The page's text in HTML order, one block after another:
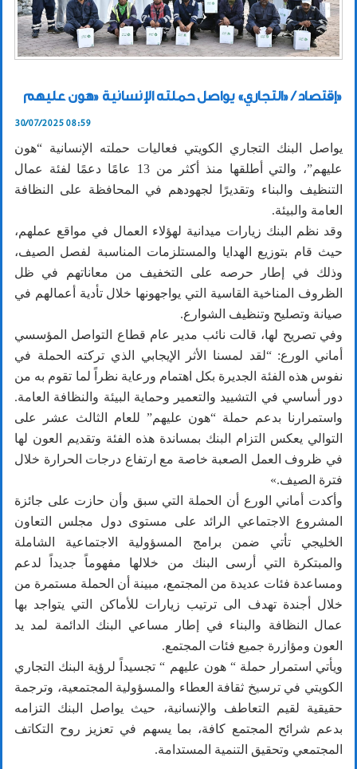
إقتصاد / «التجاري» يواصل حملته الإنسانية «هون عليهم»
30/07/2025 08:59
يواصل البنك التجاري الكويتي فعاليات حملته الإنسانية “هون
عليهم”، والتي أطلقها منذ أكثر من 13 عامًا دعمًا لفئة عمال
التنظيف والبناء وتقديرًا لجهودهم في المحافظة على النظافة
العامة والبيئة.
وقد نظم البنك زيارات ميدانية لهؤلاء العمال في مواقع عملهم،
حيث قام بتوزيع الهدايا والمستلزمات المناسبة لفصل الصيف،
وذلك في إطار حرصه على التخفيف من معاناتهم في ظل
الظروف المناخية القاسية التي يواجهونها خلال تأدية أعمالهم في
صيانة وتصليح وتنظيف الشوارع.
وفي تصريح لها، قالت نائب مدير عام قطاع التواصل المؤسسي
أماني الورع: “لقد لمسنا الأثر الإيجابي الذي تركته الحملة في
نفوس هذه الفئة الجديرة بكل اهتمام ورعاية نظراً لما تقوم به من
دور أساسي في التشييد والتعمير وحماية البيئة والنظافة العامة.
واستمرارنا بدعم حملة “هون عليهم” للعام الثالث عشر على
التوالي يعكس التزام البنك بمساندة هذه الفئة وتقديم العون لها
في ظروف العمل الصعبة خاصة مع ارتفاع درجات الحرارة خلال
فترة الصيف.»
وأكدت أماني الورع أن الحملة التي سبق وأن حازت على جائزة
المشروع الاجتماعي الرائد على مستوى دول مجلس التعاون
الخليجي تأتي ضمن برامج المسؤولية الاجتماعية الشاملة
والمبتكرة التي أرسى البنك من خلالها مفهوماً جديداً لدعم
ومساعدة فئات عديدة من المجتمع، مبينة أن الحملة مستمرة من
خلال أجندة تهدف الى ترتيب زيارات للأماكن التي يتواجد بها
عمال النظافة والبناء في إطار مساعي البنك الدائمة لمد يد
العون ومؤازرة جميع فئات المجتمع.
ويأتي استمرار حملة “ هون عليهم “ تجسيداً لرؤية البنك التجاري
الكويتي في ترسيخ ثقافة العطاء والمسؤولية المجتمعية، وترجمة
حقيقية لقيم التعاطف والإنسانية، حيث يواصل البنك التزامه
بدعم شرائح المجتمع كافة، بما يسهم في تعزيز روح التكاتف
المجتمعي وتحقيق التنمية المستدامة.